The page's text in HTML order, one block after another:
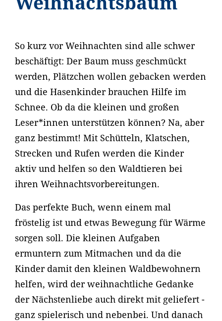
So kurz vor Weihnachten sind alle schwer
beschäftigt: Der Baum muss geschmückt
werden, Plätzchen wollen gebacken werden
und die Hasenkinder brauchen Hilfe im
Schnee. Ob da die kleinen und großen
Leser*innen unterstützen können? Na, aber
ganz bestimmt! Mit Schütteln, Klatschen,
Strecken und Rufen werden die Kinder
aktiv und helfen so den Waldtieren bei
ihren Weihnachtsvorbereitungen.
Das perfekte Buch, wenn einem mal
fröstelig ist und etwas Bewegung für Wärme
sorgen soll. Die kleinen Aufgaben
ermuntern zum Mitmachen und da die
Kinder damit den kleinen Waldbewohnern
helfen, wird der weihnachtliche Gedanke
der Nächstenliebe auch direkt mit geliefert -
ganz spielerisch und nebenbei. Und danach